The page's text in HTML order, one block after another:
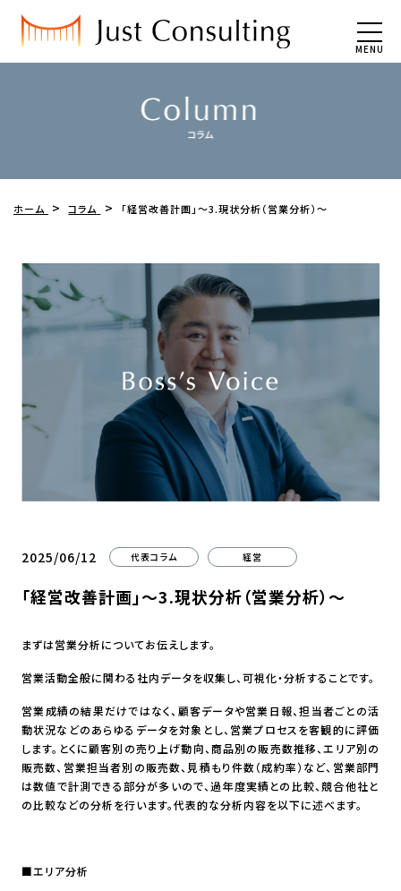
MENU
ホーム コラム 「経営改善計画」～3.現状分析（営業分析）～
2025/06/12 代表コラム 経営
「経営改善計画」～3.現状分析（営業分析）～
まずは営業分析についてお伝えします。
営業活動全般に関わる社内データを収集し、可視化・分析することです。
営業成績の結果だけではなく、顧客データや営業日報、担当者ごとの活
動状況などのあらゆるデータを対象とし、営業プロセスを客観的に評価
します。とくに顧客別の売り上げ動向、商品別の販売数推移、エリア別の
販売数、営業担当者別の販売数、見積もり件数（成約率）など、営業部門
は数値で計測できる部分が多いので、過年度実績との比較、競合他社と
の比較などの分析を行います。代表的な分析内容を以下に述べます。
■エリア分析